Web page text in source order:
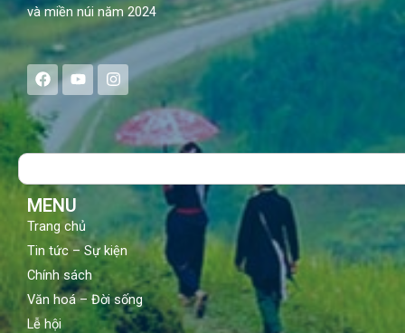
và miền núi năm 2024
F
a
c
e
b
o
Y
o
u
t
u
b
I
n
s
a
g
Search
MENU
Trang chủ
Tin tức – Sự kiện
Chính sách
Văn hoá – Đời sống
Lễ hội